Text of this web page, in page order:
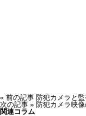
« 前の記事 防犯カメラと
次の記事 » 防犯カメラ映
関連コラム